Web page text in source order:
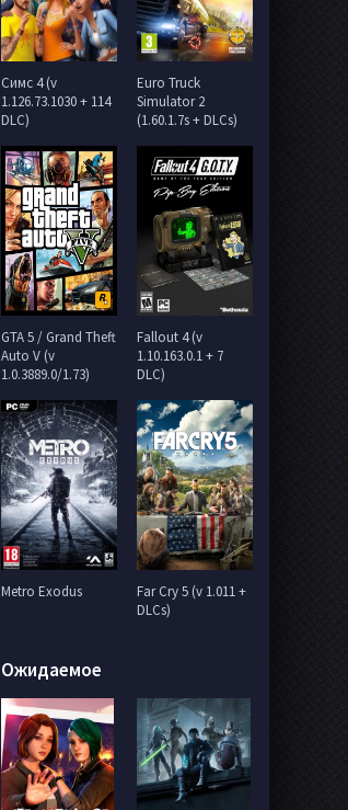
Симс 4 (v
1.126.73.1030 + 114
DLC)
Euro Truck
Simulator 2
(1.60.1.7s + DLCs)
GTA 5 / Grand Theft
Auto V (v
1.0.3889.0/1.73)
Fallout 4 (v
1.10.163.0.1 + 7
DLC)
Metro Exodus
Far Cry 5 (v 1.011 +
DLCs)
Ожидаемое